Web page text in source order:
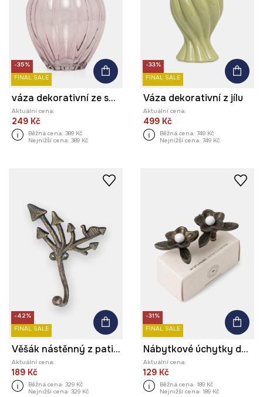
-35%
FINAL SALE
váza dekorativní ze skla
Aktuální cena:
249 Kč
Běžná cena: 389 Kč
Nejnižší cena: 389 Kč
-33%
FINAL SALE
Váza dekorativní z jílu
Aktuální cena:
499 Kč
Běžná cena: 749 Kč
Nejnižší cena: 749 Kč
-42%
FINAL SALE
Věšák nástěnný z patinovaného kovu
Aktuální cena:
189 Kč
Běžná cena: 329 Kč
Nejnižší cena: 329 Kč
-31%
FINAL SALE
Nábytkové úchytky dekorativní
Aktuální cena:
129 Kč
Běžná cena: 189 Kč
Nejnižší cena: 189 Kč